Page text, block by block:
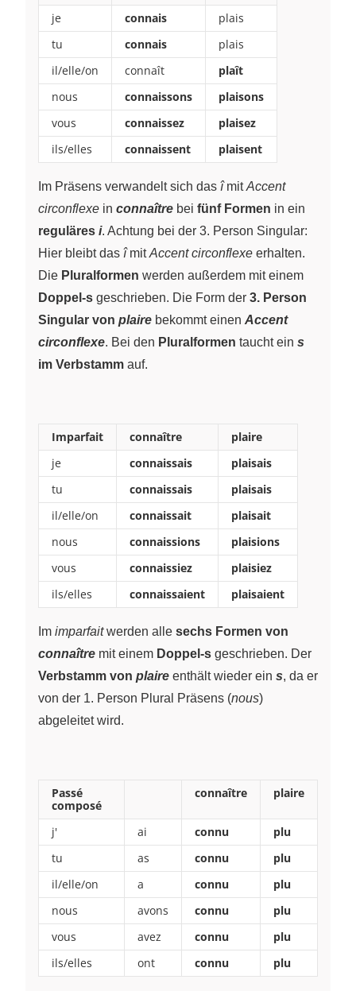
je
connais
plais
tu
connais
plais
il/elle/on
connaît
plaît
nous
connaissons
plaisons
vous
connaissez
plaisez
ils/elles
connaissent plaisent
Im Präsens verwandelt sich das îmitAccent
circonflexe in connaître bei fünf Formen in ein
reguläres i. Achtung bei der 3. Person Singular:
Hier bleibt das îmitAccent circonflexe erhalten.
Die Pluralformen werden außerdem mit einem
Doppel-s geschrieben. Die Form der 3. Person
Singular von plaire bekommt einen Accent
circonflexe. Bei den Pluralformen taucht ein s
im Verbstamm auf.
Imparfait connaître
plaire
je
connaissais
plaisais
tu
connaissais
plaisais
il/elle/on
connaissait
plaisait
nous
connaissions
plaisions
vous
connaissiez
plaisiez
ils/elles
connaissaient plaisaient
Im imparfaitwerden alle sechs Formen von
connaître mit einem Doppel-s geschrieben. Der
Verbstamm von plaire enthält wieder ein s, da er
von der 1. Person Plural Präsens (nous)
abgeleitet wird.
Passé
composé
connaître plaire
j' ai connu
plu
tu
as connu
plu
il/elle/on
a connu
plu
nous
avons connu
plu
vous
avez connu
plu
ils/elles
ont connu plu